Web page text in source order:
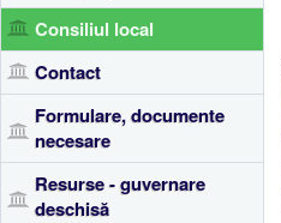
Consiliul local
Contact
Formulare, documente
necesare
Resurse - guvernare
deschisă